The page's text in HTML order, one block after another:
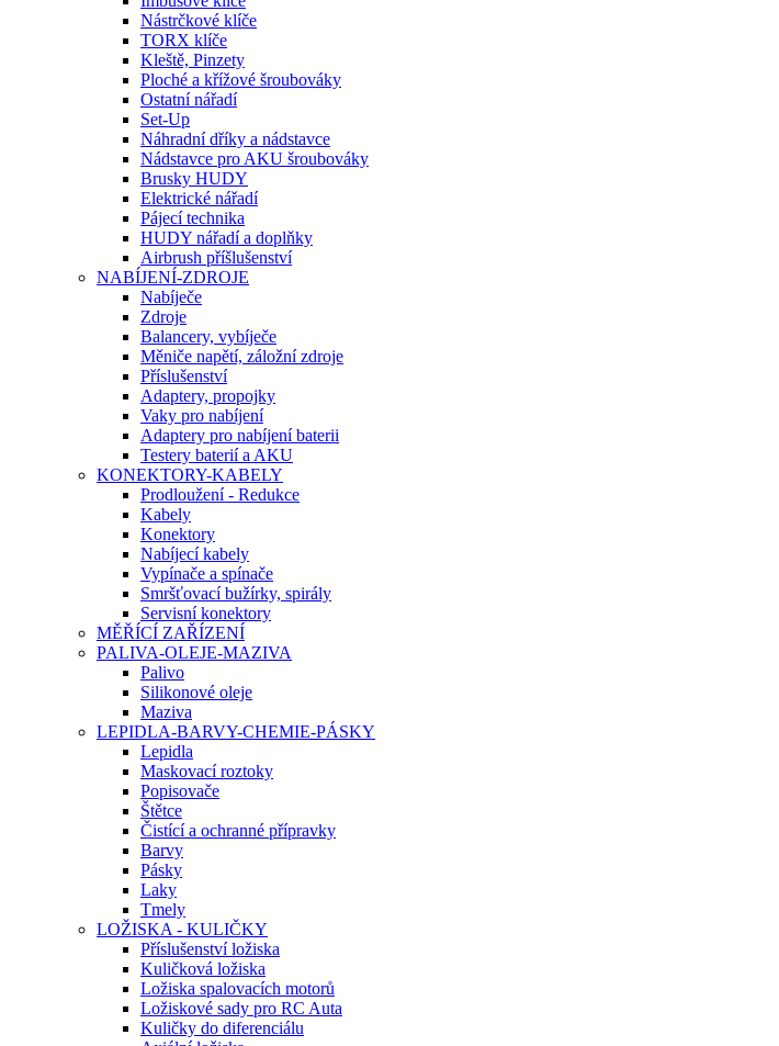
Nástrčkové klíče
TORX klíče
Kleště, Pinzety
Ploché a křížové šroubováky
Ostatní nářadí
Set-Up
Náhradní dříky a nádstavce
Nádstavce pro AKU šroubováky
Brusky HUDY
Elektrické nářadí
Pájecí technika
HUDY nářadí a doplňky
Airbrush příšlušenství
NABÍJENÍ-ZDROJE
Nabíječe
Zdroje
Balancery, vybíječe
Měniče napětí, záložní zdroje
Příslušenství
Adaptery, propojky
Vaky pro nabíjení
Adaptery pro nabíjení baterii
Testery baterií a AKU
KONEKTORY-KABELY
Prodloužení - Redukce
Kabely
Konektory
Nabíjecí kabely
Vypínače a spínače
Smršťovací bužírky, spirály
Servisní konektory
MĚŘÍCÍ ZAŘÍZENÍ
PALIVA-OLEJE-MAZIVA
Palivo
Silikonové oleje
Maziva
LEPIDLA-BARVY-CHEMIE-PÁSKY
Lepidla
Maskovací roztoky
Popisovače
Štětce
Čistící a ochranné přípravky
Barvy
Pásky
Laky
Tmely
LOŽISKA - KULIČKY
Příslušenství ložiska
Kuličková ložiska
Ložiska spalovacích motorů
Ložiskové sady pro RC Auta
Kuličky do diferenciálu